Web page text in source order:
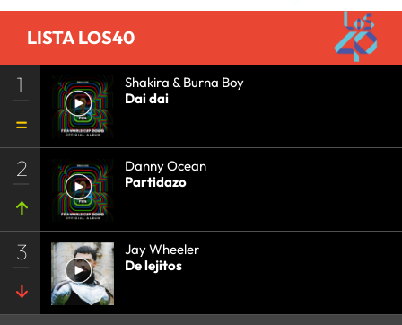
LISTA LOS40
1
Shakira & Burna Boy
Dai dai
2
Danny Ocean
Partidazo
3
Jay Wheeler
De lejitos